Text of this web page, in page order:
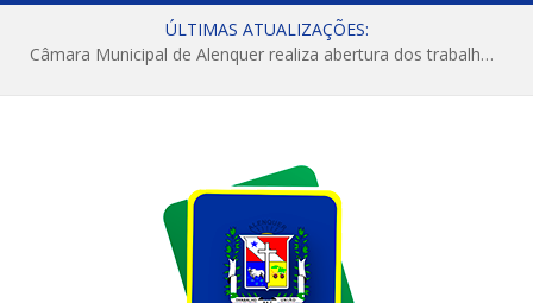
ÚLTIMAS ATUALIZAÇÕES:
Câmara Municipal de Alenquer realiza abertura dos trabalhos do 4º Período Legislativo